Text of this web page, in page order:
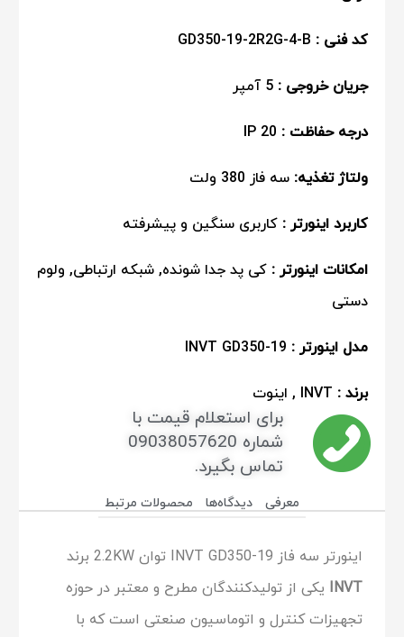
کد فنی :
جریان خروجی :
درجه حفاظت :
ولتاژ تغذیه: سه فاز 380 ولت
کاربرد اینورتر : کاربری سنگین و پیشرفته
امکانات اینورتر : کی پد جدا شونده, شبکه ارتباطی, ولوم
دستی
مدل اینورتر : INVT GD350-19
برند :
برای استعلام قیمت با
شماره 09038057620
تماس بگیرد.
معرفی دیدگاه‌ها محصولات مرتبط
اینورتر سه فاز INVT GD350-19 توان 2.2KW برند
INVT یکی از تولیدکنندگان مطرح و معتبر در حوزه
تجهیزات کنترل و اتوماسیون صنعتی است که با